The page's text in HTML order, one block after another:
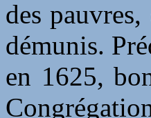
des
démunis.
en 1625,